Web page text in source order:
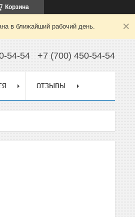
Корзина
в ближайший рабочий день.
54-54 +7 (700) 450-54-54
ОТЗЫВЫ